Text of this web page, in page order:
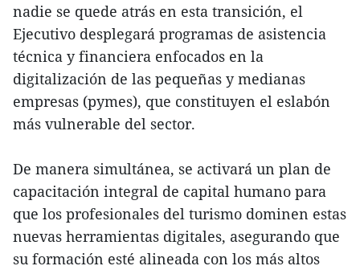
nadie se quede atrás en esta transición, el
Ejecutivo desplegará programas de asistencia
técnica y financiera enfocados en la
digitalización de las pequeñas y medianas
empresas (pymes), que constituyen el eslabón
más vulnerable del sector.
De manera simultánea, se activará un plan de
capacitación integral de capital humano para
que los profesionales del turismo dominen estas
nuevas herramientas digitales, asegurando que
su formación esté alineada con los más altos